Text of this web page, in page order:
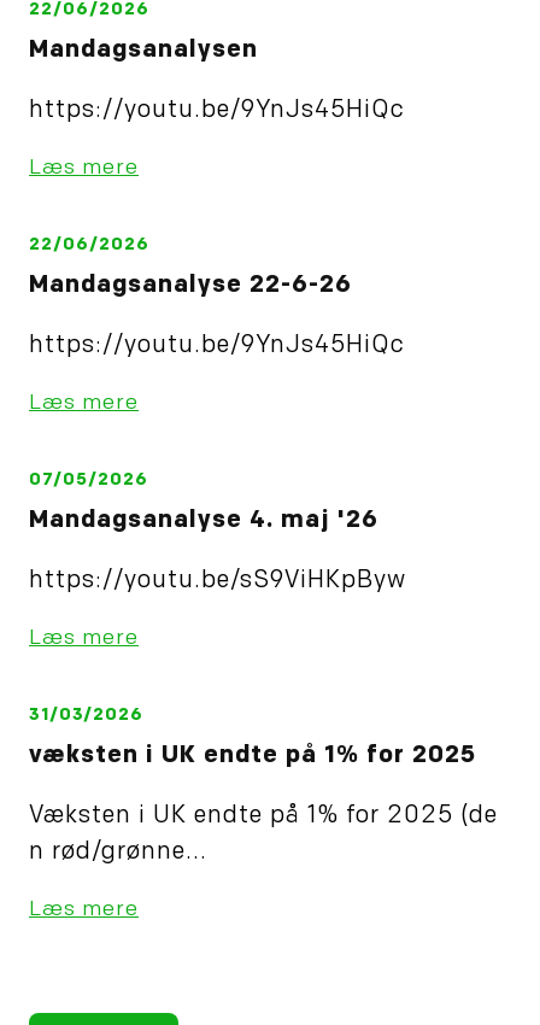
22/06/2026
Mandagsanalysen
https://youtu.be/9YnJs45HiQc
Læs mere
22/06/2026
Mandagsanalyse 22-6-26
https://youtu.be/9YnJs45HiQc
Læs mere
07/05/2026
Mandagsanalyse 4. maj '26
https://youtu.be/sS9ViHKpByw
Læs mere
31/03/2026
væksten i UK endte på 1% for 2025
Væksten i UK endte på 1% for 2025 (de
n rød/grønne...
Læs mere